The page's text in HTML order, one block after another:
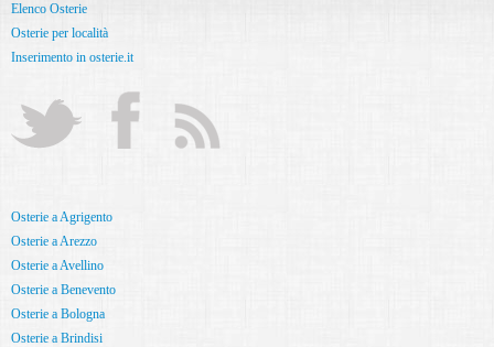
Elenco Osterie
Osterie per località
Inserimento in osterie.it
Osterie a Agrigento
Osterie a Arezzo
Osterie a Avellino
Osterie a Benevento
Osterie a Bologna
Osterie a Brindisi